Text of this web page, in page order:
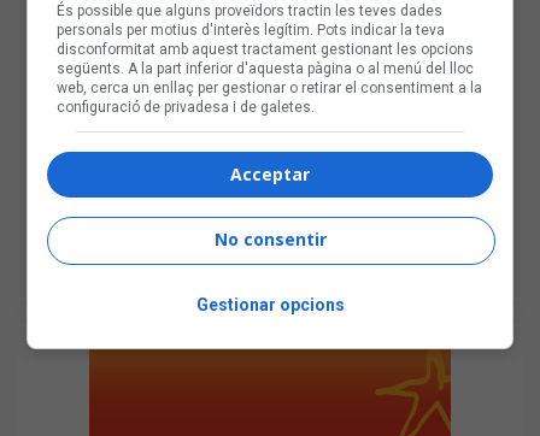
És possible que alguns proveïdors tractin les teves dades
personals per motius d'interès legítim. Pots indicar la teva
disconformitat amb aquest tractament gestionant les opcions
següents. A la part inferior d'aquesta pàgina o al menú del lloc
web, cerca un enllaç per gestionar o retirar el consentiment a la
configuració de privadesa i de galetes.
Acceptar
No consentir
Gestionar opcions